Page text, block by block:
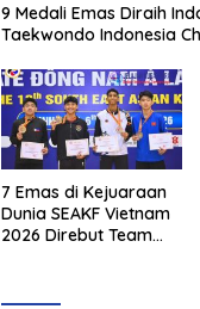
9 Medali Emas Diraih
Taekwondo Indonesia
7 Emas di Kejuaraan
Dunia SEAKF Vietnam
2026 Direbut Team